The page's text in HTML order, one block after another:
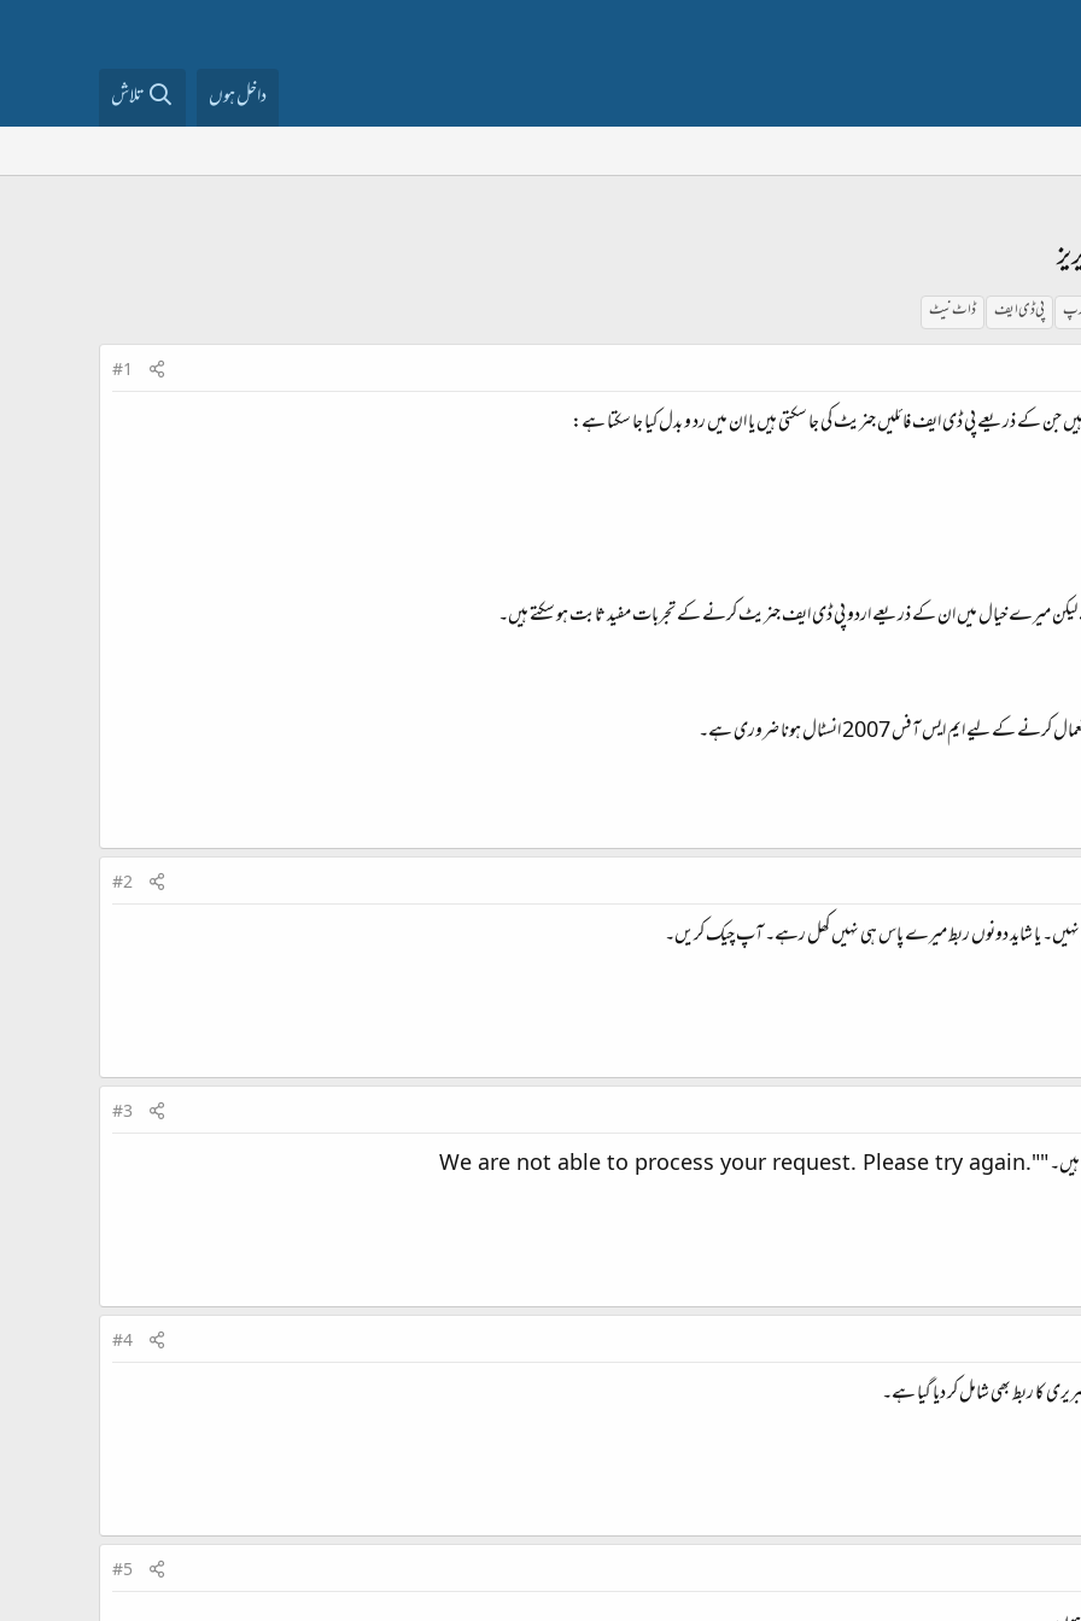
داخل ہوں تلاش
پی ڈی ایف ڈاٹ نیٹ
#1
جن کے ذریعے پی ڈی ایف فائلیں جنریٹ کی جا سکتی ہیں یا ان میں رد و بدل کیا جا سکتا ہے:
ہے لیکن میرے خیال میں ان کے ذریعے اردو پی ڈی ایف جنریٹ کرنے کے تجربات مفید ثابت ہو سکتے ہیں۔
کے لیے ایم ایس آفس 2007 انسٹال ہونا ضروری ہے۔
#2
نہیں۔ یا شاید دونوں ربط میرے پاس ہی نہیں کھل رہے۔ آپ چیک کریں۔
#3
"
We are not able to process your request. Please try again."
#4
کا ربط بھی شامل کر دیا گیا ہے۔
#5